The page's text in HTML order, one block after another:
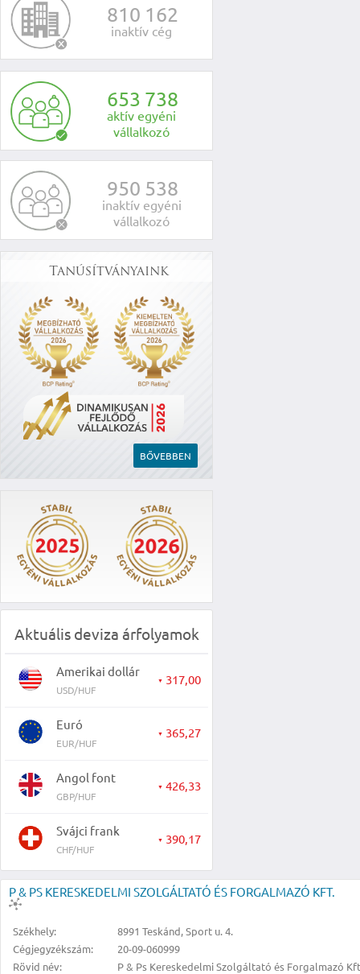
810 162
inaktív cég
653 738
aktív egyéni
vállalkozó
950 538
inaktív egyéni
vállalkozó
Tanúsítványaink
BŐVEBBEN
Aktuális deviza árfolyamok
Amerikai dollár
USD/HUF
▼ 317,00
Euró
EUR/HUF
▼ 365,27
Angol font
GBP/HUF
▼ 426,33
Svájci frank
CHF/HUF
▼ 390,17
P & PS KERESKEDELMI SZOLGÁLTATÓ ÉS FORGALMAZÓ KFT.
Székhely:
8991 Teskánd, Sport u. 4.
Cégjegyzékszám:
20-09-060999
Rövid név:
P & Ps Kereskedelmi Szolgáltató és Forgalmazó